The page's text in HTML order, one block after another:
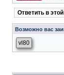
Ответить в
Возможно вас
vl80